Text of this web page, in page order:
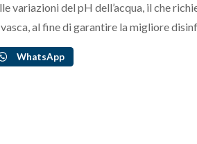
variazioni del pH dell’acqua, il che
al fine di garantire la migliore
WhatsApp